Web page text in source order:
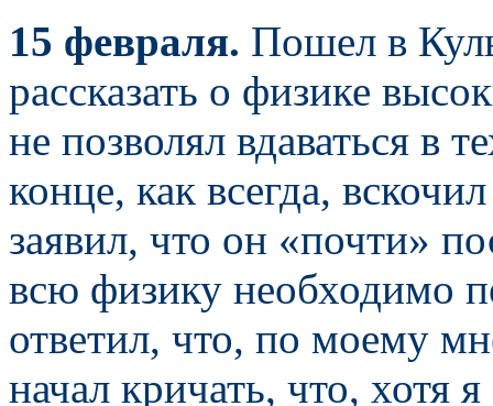
15 февраля. Пошел в
рассказать о физике
не позволял вдаваться в
конце, как всегда,
заявил, что он «почти»
всю физику необходимо
ответил, что, по моему
начал кричать, что, хотя